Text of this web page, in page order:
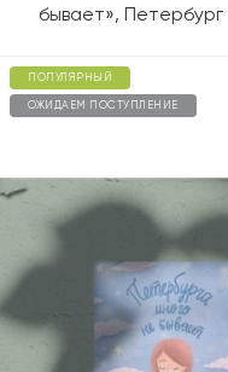
бывает», Петербург
ПОПУЛЯРНЫЙ
ОЖИДАЕМ ПОСТУПЛЕНИЕ